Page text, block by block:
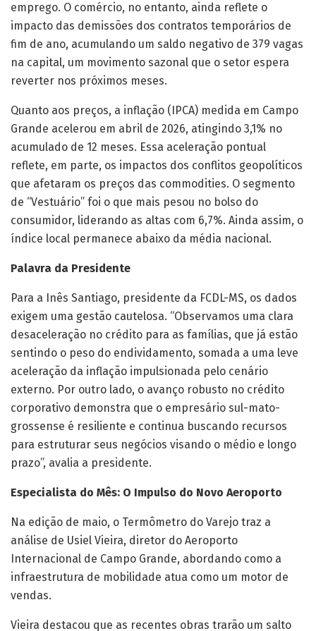
emprego. O comércio, no entanto, ainda reflete o
impacto das demissões dos contratos temporários de
fim de ano, acumulando um saldo negativo de 379 vagas
na capital, um movimento sazonal que o setor espera
reverter nos próximos meses.
Quanto aos preços, a inflação (IPCA) medida em Campo
Grande acelerou em abril de 2026, atingindo 3,1% no
acumulado de 12 meses. Essa aceleração pontual
reflete, em parte, os impactos dos conflitos geopolíticos
que afetaram os preços das commodities. O segmento
de “Vestuário” foi o que mais pesou no bolso do
consumidor, liderando as altas com 6,7%. Ainda assim, o
índice local permanece abaixo da média nacional.
Palavra da Presidente
Para a Inês Santiago, presidente da FCDL-MS, os dados
exigem uma gestão cautelosa. “Observamos uma clara
desaceleração no crédito para as famílias, que já estão
sentindo o peso do endividamento, somada a uma leve
aceleração da inflação impulsionada pelo cenário
externo. Por outro lado, o avanço robusto no crédito
corporativo demonstra que o empresário sul-mato-
grossense é resiliente e continua buscando recursos
para estruturar seus negócios visando o médio e longo
prazo”, avalia a presidente.
Especialista do Mês: O Impulso do Novo Aeroporto
Na edição de maio, o Termômetro do Varejo traz a
análise de Usiel Vieira, diretor do Aeroporto
Internacional de Campo Grande, abordando como a
infraestrutura de mobilidade atua como um motor de
vendas.
Vieira destacou que as recentes obras trarão um salto